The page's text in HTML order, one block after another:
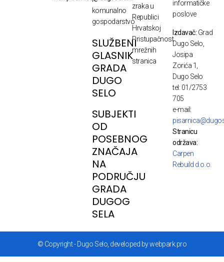
komunalno
gospodarstvo
SLUŽBENI
GLASNIK
GRADA
DUGO
SELO
SUBJEKTI
OD
POSEBNOG
ZNAČAJA
NA
PODRUČJU
GRADA
DUGOG
SELA
zraka u
Republici
Hrvatskoj
Pristupačnost
mrežnih
stranica
informatičke
poslove
Izdavač: Grad
Dugo Selo,
Josipa
Zorića 1,
Dugo Selo
tel: 01/2753
705
e-mail:
Stranicu
održava:
Carpen
Rebuild d.o.o.
© Copyright - Dugo Selo, developed by webpark.pro